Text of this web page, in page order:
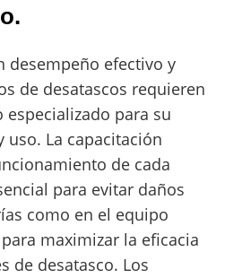
desempeño efectivo y
de desatascos requieren
para su
uso. La capacitación
de cada
para evitar daños
como en el equipo
maximizar la eficacia
de desatasco. Los